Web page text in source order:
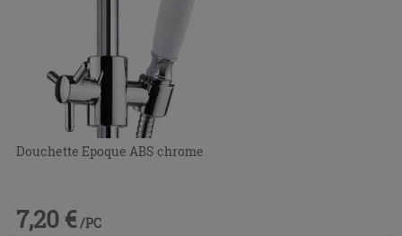
Douchette Epoque ABS chrome
7,20 € /PC